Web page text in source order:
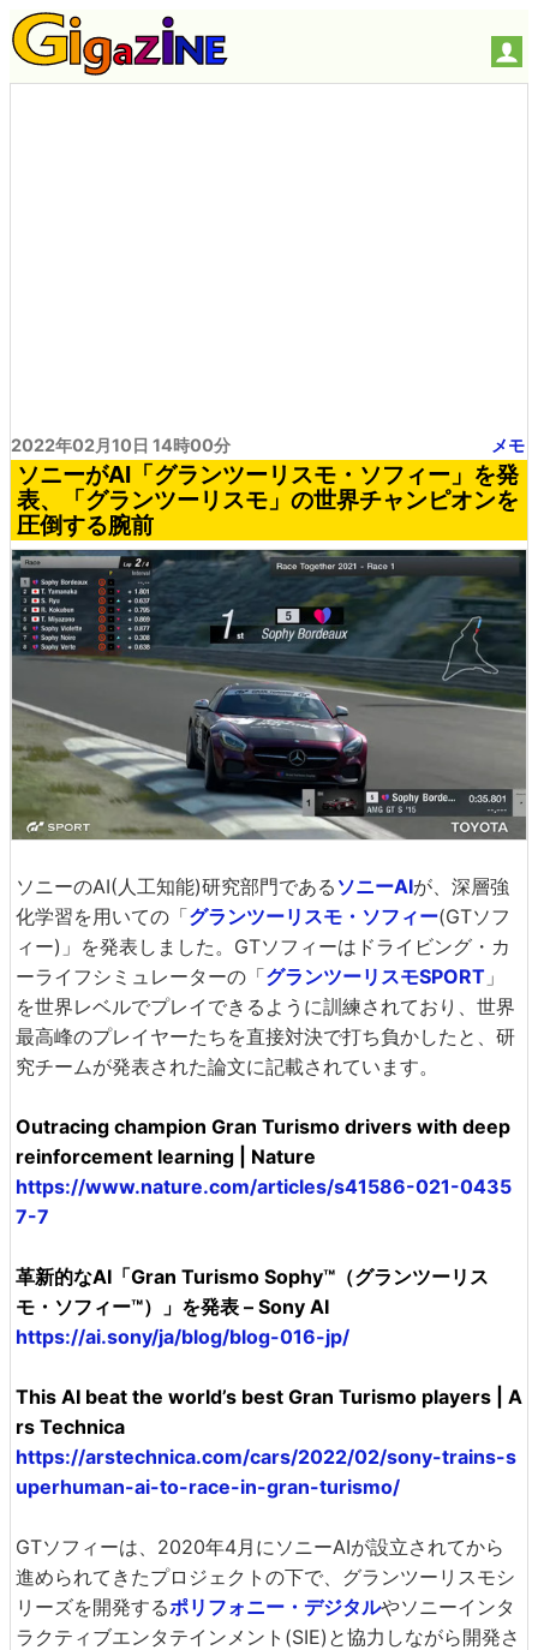
2022年02月10日 14時00分 メモ
ソニーがAI「グランツーリスモ・ソフィー」を発
表、「グランツーリスモ」の世界チャンピオンを
圧倒する腕前
ソニーのAI(人工知能)研究部門である ソニーAIが、深層強
化学習を用いての「グランツーリスモ・ソフィー(GTソフ
ィー)」を発表しました。GTソフィーはドライビング・カ
ーライフシミュレーターの「グランツーリスモSPORT 」
を世界レベルでプレイできるように訓練されており、世界
最高峰のプレイヤーたちを直接対決で打ち負かしたと、研
究チームが発表された論文に記載されています。
Outracing champion Gran Turismo drivers with deep
reinforcement learning | Nature
https://www.nature.com/articles/s41586-021-0435
7-7
革新的なAI「Gran Turismo Sophy™（グランツーリス
モ・ソフィー™）」を発表 – Sony AI
https://ai.sony/ja/blog/blog-016-jp/
This AI beat the world’s best Gran Turismo players | A
rs Technica
https://arstechnica.com/cars/2022/02/sony-trains-s
uperhuman-ai-to-race-in-gran-turismo/
GTソフィーは、2020年4月にソニーAIが設立されてから
進められてきたプロジェクトの下で、グランツーリスモシ
リーズを開発するポリフォニー・デジタルやソニーインタ
ラクティブエンタテインメント(SIE)と協力しながら開発さ